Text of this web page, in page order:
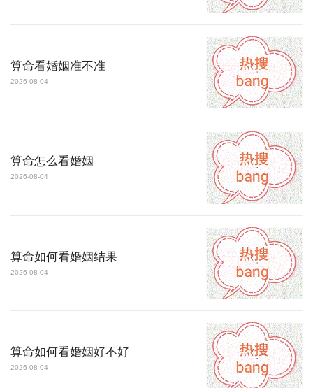
算命看婚姻准不准
2026-08-04
算命怎么看婚姻
2026-08-04
算命如何看婚姻结果
2026-08-04
算命如何看婚姻好不好
2026-08-04